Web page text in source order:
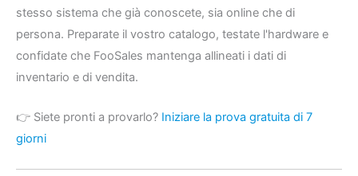
stesso sistema che già conoscete, sia online che di
persona. Preparate il vostro catalogo, testate l'hardware e
confidate che FooSales mantenga allineati i dati di
inventario e di vendita.
👉 Siete pronti a provarlo? Iniziare la prova gratuita di 7
giorni